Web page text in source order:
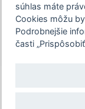
potvrďte
7. – 8. 5. 2026
040 01 Juh,
súhlas máte
Cookies môžu
Podrobnejšie
časti